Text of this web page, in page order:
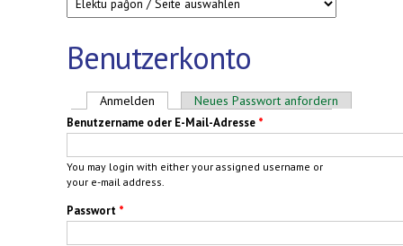
Benutzerkonto
Haupt-Reiter
Anmelden (aktiver Reiter)
Neues Passwort anfordern
Benutzername oder E-Mail-Adresse *
You may login with either your assigned username or
your e-mail address.
Passwort *